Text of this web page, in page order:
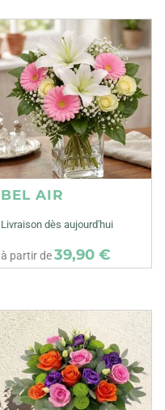
BEL AIR
Livraison dès aujourd'hui
à partir de39,90 €